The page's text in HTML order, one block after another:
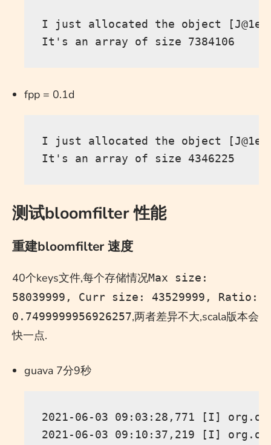
I just allocated the object
fpp = 0.1d
I just allocated the object
测试bloomfilter 性能
重建bloomfilter 速度
40个keys文件,每个存储情况Max size:
58039999, Curr size: 43529999, Ratio:
0.7499999956926257,两者差异不大,scala版本会
快一点.
guava 7分9秒
2021-06-03 09:03:28,771 [I]